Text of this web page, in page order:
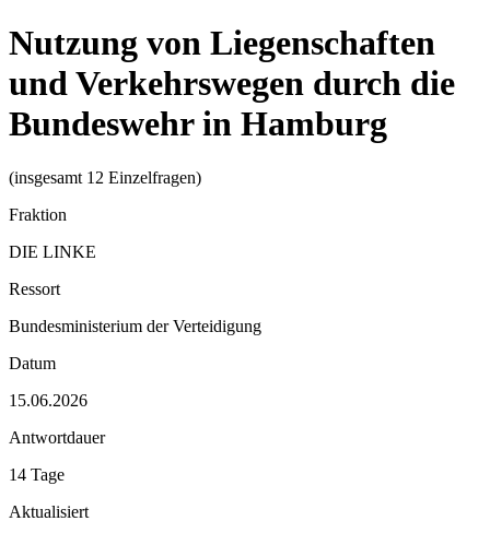
Nutzung von Liegenschaften
und Verkehrswegen durch die
Bundeswehr in Hamburg
(insgesamt 12 Einzelfragen)
Fraktion
DIE LINKE
Ressort
Bundesministerium der Verteidigung
Datum
15.06.2026
Antwortdauer
14 Tage
Aktualisiert